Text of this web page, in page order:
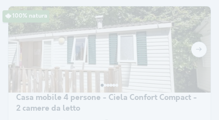
100% natura
Casa mobile 4 persone - Ciela Confort Compact -
2 camere da letto